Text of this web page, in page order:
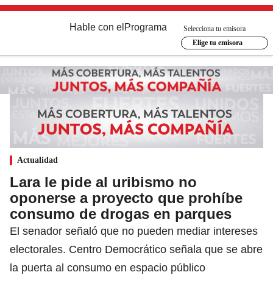
Hable con el Programa
Selecciona tu emisora
Elige tu emisora
Actualidad
Lara le pide al uribismo no
oponerse a proyecto que prohíbe
consumo de drogas en parques
El senador señaló que no pueden mediar intereses
electorales. Centro Democrático señala que se abre
la puerta al consumo en espacio público